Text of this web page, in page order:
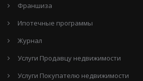
Франшиза
Ипотечные программы
Журнал
Услуги Продавцу недвижимости
Услуги Покупателю недвижимости